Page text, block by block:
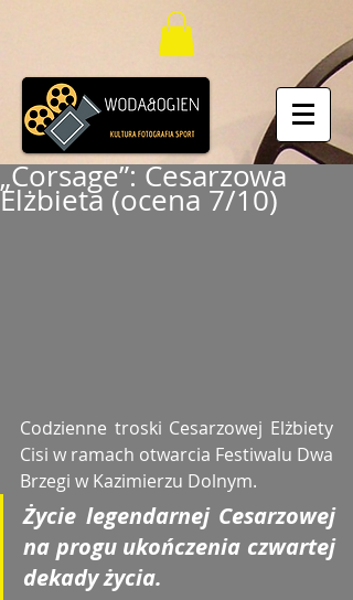
„Corsage”: Cesarzowa
Elżbieta (ocena 7/10)
Codzienne troski Cesarzowej Elżbiety
Cisi w ramach otwarcia Festiwalu Dwa
Brzegi w Kazimierzu Dolnym.
Życie legendarnej Cesarzowej
na progu ukończenia czwartej
dekady życia.